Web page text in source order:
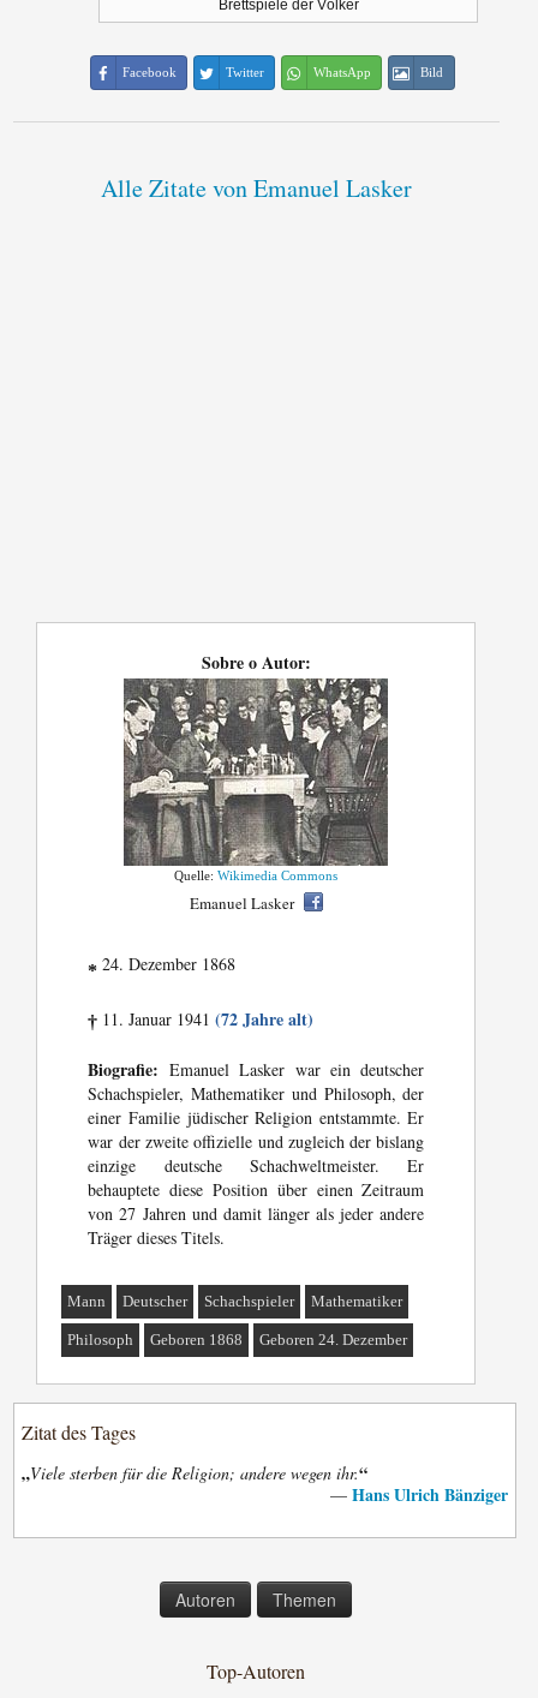
Brettspiele der Völker
Facebook Twitter WhatsApp Bild
Alle Zitate von Emanuel Lasker
Sobre o Autor:
Quelle:Wikimedia Commons
Emanuel Lasker
* 24. Dezember 1868
† 11. Januar 1941(72 Jahre alt)
Biografie: Emanuel Lasker war ein deutscher
Schachspieler, Mathematiker und Philosoph, der
einer Familie jüdischer Religion entstammte. Er
war der zweite offizielle und zugleich der bislang
einzige deutsche Schachweltmeister. Er
behauptete diese Position über einen Zeitraum
von 27 Jahren und damit länger als jeder andere
Träger dieses Titels.
Mann Deutscher Schachspieler Mathematiker
Philosoph Geboren 1868 Geboren 24. Dezember
Zitat des Tages
„Viele sterben für die Religion; andere wegen ihr.“
— Hans Ulrich Bänziger
Autoren Themen
Top-Autoren